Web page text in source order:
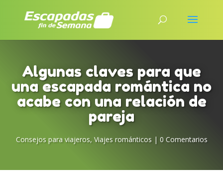
Algunas claves para que
una escapada romántica no
acabe con una relación de
pareja
Consejos para viajeros, Viajes románticos | 0 Comentarios